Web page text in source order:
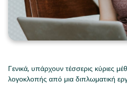
Γενικά, υπάρχουν τέσσερις κύριες
λογοκλοπής από μια διπλωματική